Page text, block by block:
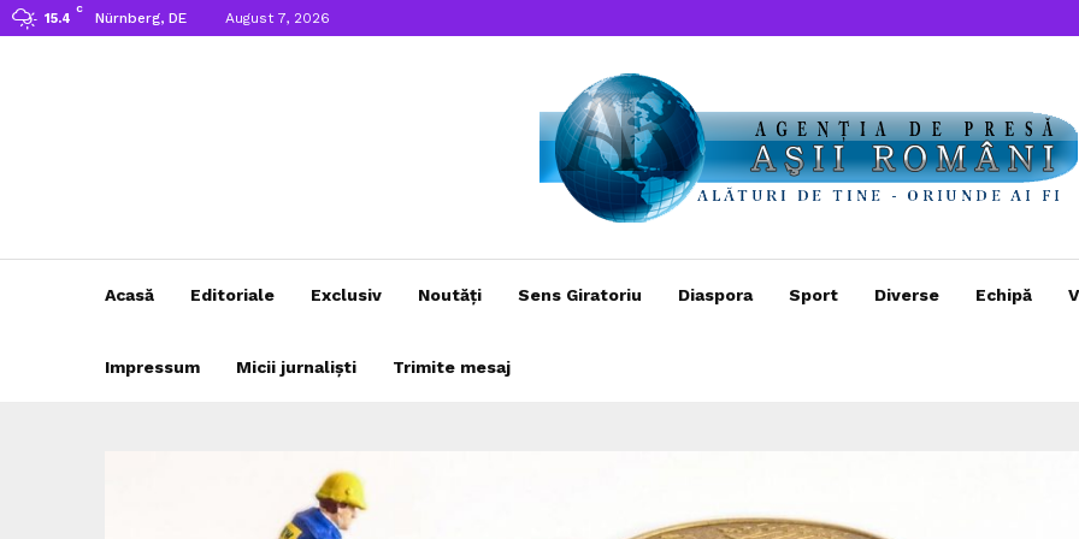
15.4
C
Nürnberg, DE August 7, 2026
Acasă Editoriale Exclusiv Noutăți Sens Giratoriu Diaspora Sport Diverse Echipă
Impressum Micii jurnaliști Trimite mesaj